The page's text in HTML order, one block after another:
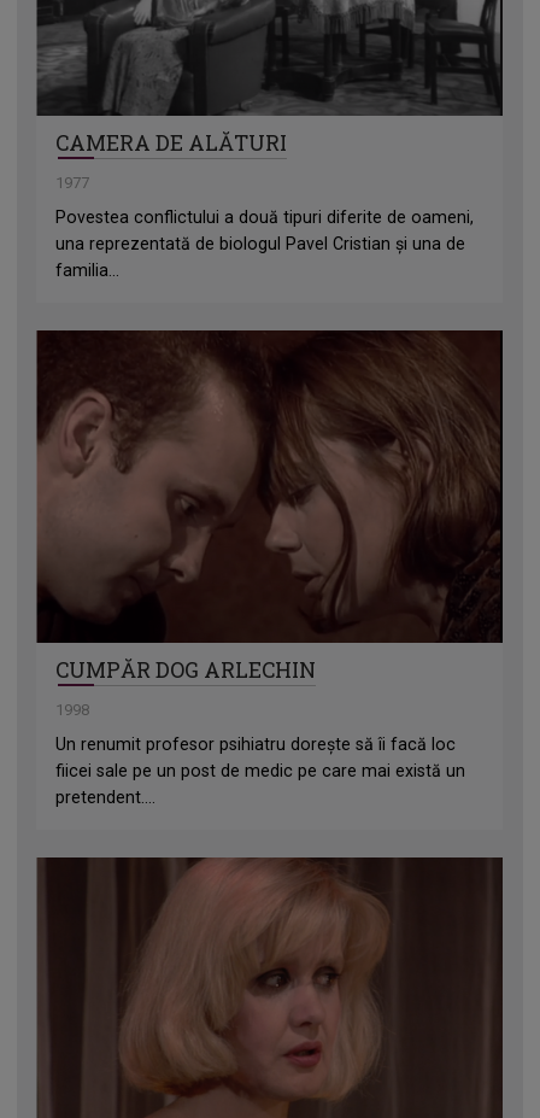
CAMERA DE ALĂTURI
1977
Povestea conflictului a două tipuri diferite de oameni,
una reprezentată de biologul Pavel Cristian și una de
familia...
CUMPĂR DOG ARLECHIN
1998
Un renumit profesor psihiatru dorește să îi facă loc
fiicei sale pe un post de medic pe care mai există un
pretendent....